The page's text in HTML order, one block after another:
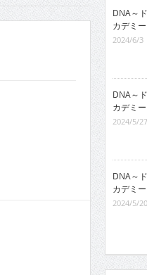
DNA～
カデミ
2024/6/3
DNA～
カデミ
2024/5/27
DNA～
カデミ
2024/5/20